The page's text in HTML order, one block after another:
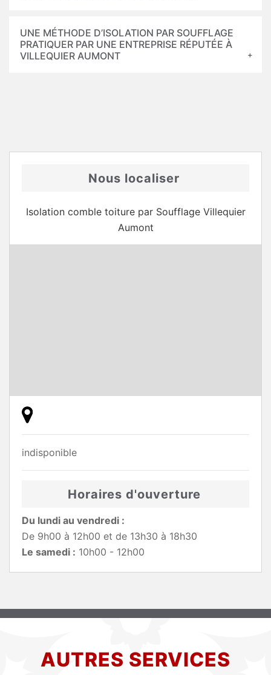
UNE MÉTHODE D’ISOLATION PAR SOUFFLAGE
PRATIQUER PAR UNE ENTREPRISE RÉPUTÉE À
VILLEQUIER AUMONT
Nous localiser
Isolation comble toiture par Soufflage Villequier
Aumont
indisponible
Horaires d'ouverture
Du lundi au vendredi :
De 9h00 à 12h00 et de 13h30 à 18h30
Le samedi : 10h00 - 12h00
AUTRES SERVICES